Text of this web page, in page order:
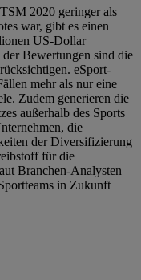
2020 geringer als
war, gibt es einen
US-Dollar
Bewertungen sind die
eSport-
mehr als nur eine
Zudem generieren die
außerhalb des Sports
die
der Diversifizierung
für die
Branchen-Analysten
in Zukunft